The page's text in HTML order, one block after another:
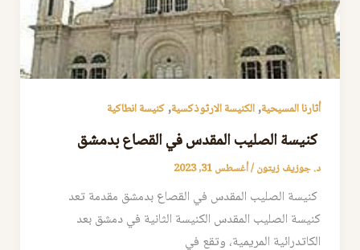
أثارنا المسيحية,الكنيسة الارثوذكسية,كنيسة انطاكية
كنيسة الصليب المقدس في القصاع بدمشق
د. جوزيف زيتون/أغسطس 31, 2023
كنيسة الصليب المقدس في القصاع بدمشق مقدمة تعد
كنيسة الصليب المقدس الكنيسة الثانية في دمشق بعد
الكاتدرائية المريمية، وتقع في